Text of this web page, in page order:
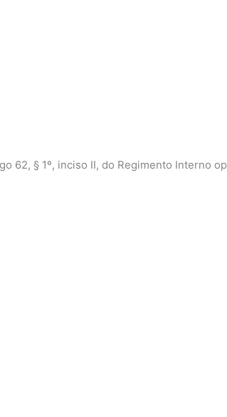
62, § 1º, inciso II, do Regimento Interno